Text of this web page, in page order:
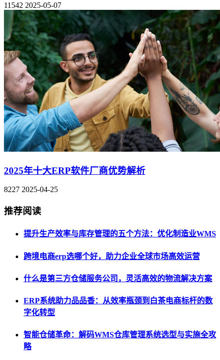
11542 2025-05-07
2025年十大ERP软件厂商优势解析
8227 2025-04-25
推荐阅读
提升生产效率与库存管理的五个方法：优化制造业WMS
跨境电商erp选哪个好，助力企业全球市场高效运营
什么是第三方仓储服务公司，灵活高效的物流解决方案
ERP系统助力品品香：从效率瓶颈到白茶电商标杆的数
字化转型
智能仓储革命：解码WMS仓库管理系统选型与实施全攻
略